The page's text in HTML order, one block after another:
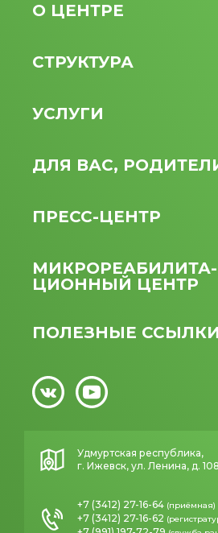
О ЦЕНТРЕ
СТРУКТУРА
УСЛУГИ
ДЛЯ ВАС,
ПРЕСС-ЦЕНТР
МИКРО­РЕАБИЛИТА­
ЦИОННЫЙ ЦЕНТР
ПОЛЕЗНЫЕ ССЫЛКИ
Удмуртская республика,
г. Ижевск, ул. Ленина, д.
+7 (3412) 27-16-64 (приёмная)
+7 (3412) 27-16-62